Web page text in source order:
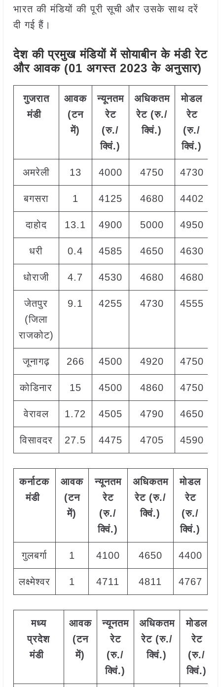
भारत की मंडियों की पूरी सूची और उसके साथ दरें
दी गई हैं।
देश की प्रमुख मंडियों में सोयाबीन के मंडी रेट
और आवक (01 अगस्त 2023 के अनुसार)
गुजरात
मंडी
आवक
(टन
में)
न्यूनतम
रेट
(रु./
क्विं.)
अधिकतम
रेट (रु./
क्विं.)
मोडल
रेट
(रु./
क्विं.)
अमरेली 13 4000 4750 4730
बगसरा 1 4125 4680 4402
दाहोद 13.1 4900 5000 4950
धरी 0.4 4585 4650 4630
धोराजी 4.7 4530 4680 4680
जेतपुर
(जिला
राजकोट)
9.1 4255 4730 4555
जूनागढ़ 266 4500 4920 4750
कोडिनार 15 4500 4860 4750
वेरावल 1.72 4505 4790 4650
विसावदर 27.5 4475 4705 4590
कर्नाटक
मंडी
आवक
(टन
में)
न्यूनतम
रेट
(रु./
क्विं.)
अधिकतम
रेट (रु./
क्विं.)
मोडल
रेट
(रु./
क्विं.)
गुलबर्गा 1 4100 4650 4400
लक्ष्मेश्वर 1 4711 4811 4767
मध्य
प्रदेश
मंडी
आवक
(टन
में)
न्यूनतम
रेट
(रु./
क्विं.)
अधिकतम
रेट (रु./
क्विं.)
मोडल
रेट
(रु./
क्विं.)